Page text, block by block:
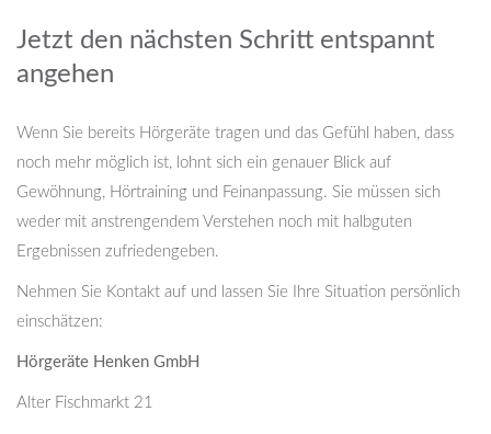
Jetzt den nächsten Schritt entspannt
angehen
Wenn Sie bereits Hörgeräte tragen und das Gefühl haben, dass
noch mehr möglich ist, lohnt sich ein genauer Blick auf
Gewöhnung, Hörtraining und Feinanpassung. Sie müssen sich
weder mit anstrengendem Verstehen noch mit halbguten
Ergebnissen zufriedengeben.
Nehmen Sie Kontakt auf und lassen Sie Ihre Situation persönlich
einschätzen:
Hörgeräte Henken GmbH
Alter Fischmarkt 21